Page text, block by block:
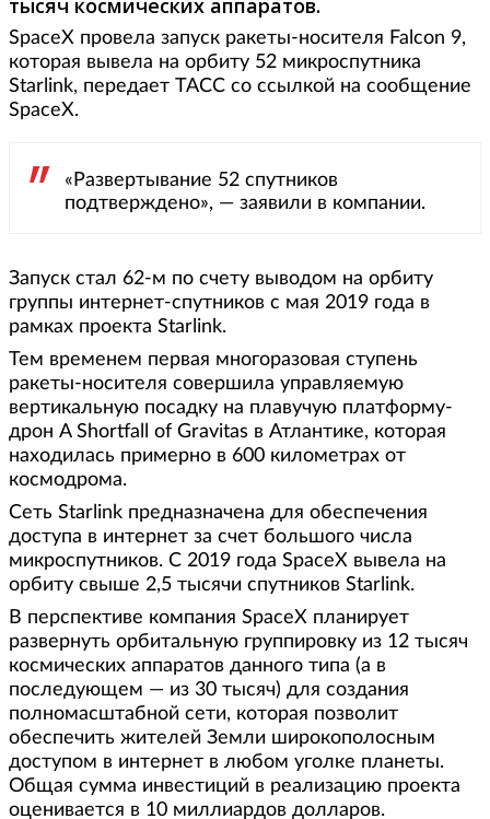
тысяч космических аппаратов.
SpaceX провела запуск ракеты-носителя Falcon 9,
которая вывела на орбиту 52 микроспутника
Starlink, передает ТАСС со ссылкой на сообщение
SpaceX.
«Развертывание 52 спутников
подтверждено», — заявили в компании.
Запуск стал 62-м по счету выводом на орбиту
группы интернет-спутников с мая 2019 года в
рамках проекта Starlink.
Тем временем первая многоразовая ступень
ракеты-носителя совершила управляемую
вертикальную посадку на плавучую платформу-
дрон A Shortfall of Gravitas в Атлантике, которая
находилась примерно в 600 километрах от
космодрома.
Сеть Starlink предназначена для обеспечения
доступа в интернет за счет большого числа
микроспутников. С 2019 года SpaceX вывела на
орбиту свыше 2,5 тысячи спутников Starlink.
В перспективе компания SpaceX планирует
развернуть орбитальную группировку из 12 тысяч
космических аппаратов данного типа (а в
последующем — из 30 тысяч) для создания
полномасштабной сети, которая позволит
обеспечить жителей Земли широкополосным
доступом в интернет в любом уголке планеты.
Общая сумма инвестиций в реализацию проекта
оценивается в 10 миллиардов долларов.